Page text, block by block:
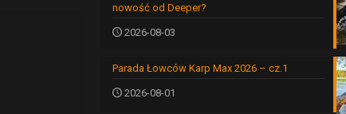
nowość od Deeper?
2026-08-03
Parada Łowców Karp Max 2026 – cz.1
2026-08-01